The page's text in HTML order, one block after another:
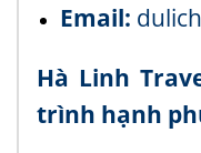
Email:
Hà Linh
trình hạnh